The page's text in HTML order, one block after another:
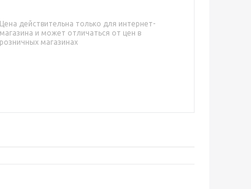
Цена действительна только для интернет-
магазина и может отличаться от цен в
розничных магазинах